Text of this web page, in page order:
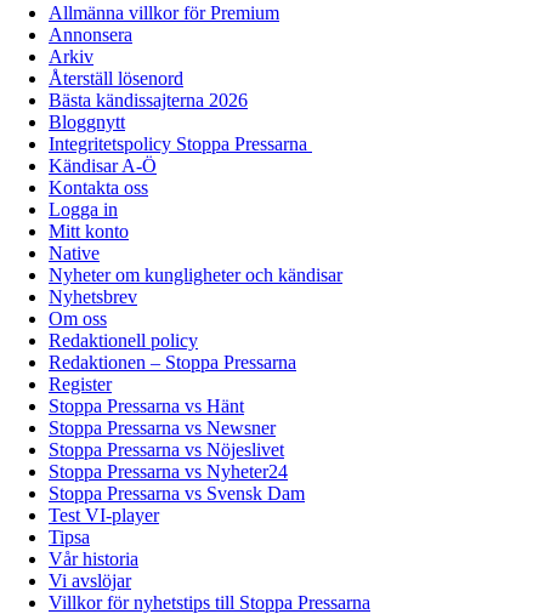
Allmänna villkor för Premium
Annonsera
Arkiv
Återställ lösenord
Bästa kändissajterna 2026
Bloggnytt
Integritetspolicy Stoppa Pressarna
Kändisar A-Ö
Kontakta oss
Logga in
Mitt konto
Native
Nyheter om kungligheter och kändisar
Nyhetsbrev
Om oss
Redaktionell policy
Redaktionen – Stoppa Pressarna
Register
Stoppa Pressarna vs Hänt
Stoppa Pressarna vs Newsner
Stoppa Pressarna vs Nöjeslivet
Stoppa Pressarna vs Nyheter24
Stoppa Pressarna vs Svensk Dam
Test VI-player
Tipsa
Vår historia
Vi avslöjar
Villkor för nyhetstips till Stoppa Pressarna